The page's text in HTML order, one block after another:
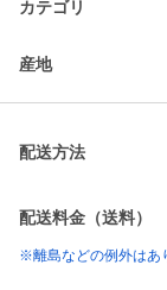
カテゴリ
産地
配送方法
配送料金（送料）
※離島などの例外はあ